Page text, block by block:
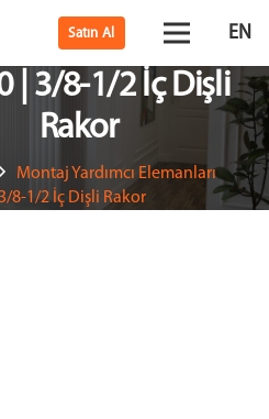
Satın Al EN
| 3/8-1/2 İç Dişli
Rakor
Montaj Yardımcı Elemanları
8-1/2 İç Dişli Rakor